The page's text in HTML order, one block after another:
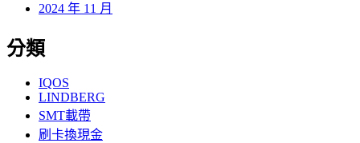
2024 年 11 月
分類
IQOS
LINDBERG
SMT載帶
刷卡換現金